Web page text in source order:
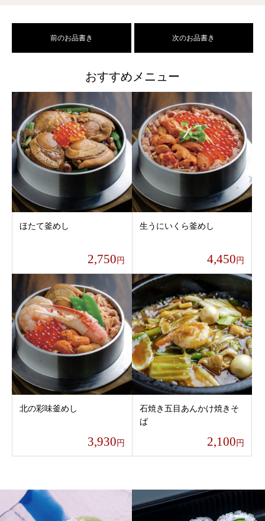
前のお品書き 次のお品書き
おすすめメニュー
ほたて釜めし
2,750 円
生うにいくら釜めし
4,450 円
北の彩味釜めし
3,930円
石焼き五目あんかけ焼きそ
ば
2,100円